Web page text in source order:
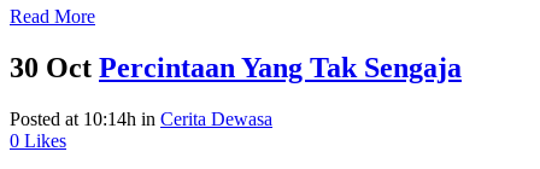
Read More
30 Oct Percintaan Yang Tak Sengaja
Posted at 10:14h in Cerita Dewasa
0 Likes